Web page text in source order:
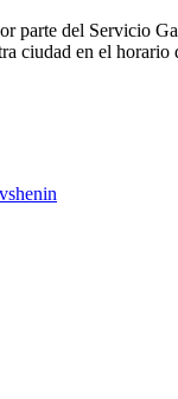
parte del Servicio
ciudad en el